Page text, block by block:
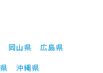
岡山県
広島県
沖縄県